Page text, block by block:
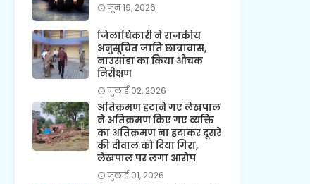
जून 19, 2026
जिलाधिकारी ने राजकीय
अनुसूचित जाति छात्रावास,
नाउसांडा का किया औचक
निरीक्षण
जुलाई 02, 2026
अतिक्रमण हटाने गए लेखपाल
ने अतिक्रमण किए गए व्यक्ति
का अतिक्रमण ना हटाकर दूसरे
की दीवाल को दिया गिरा,
लेखपाल पर लगा आरोप
जुलाई 01, 2026